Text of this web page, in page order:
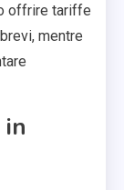
offrire tariffe
mentre